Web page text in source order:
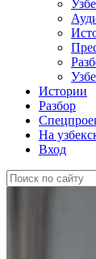
Истории
Разбор
На
Вход